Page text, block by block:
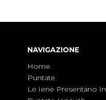
NAVIGAZIONE
Home
Puntate
Le Iene Presentano